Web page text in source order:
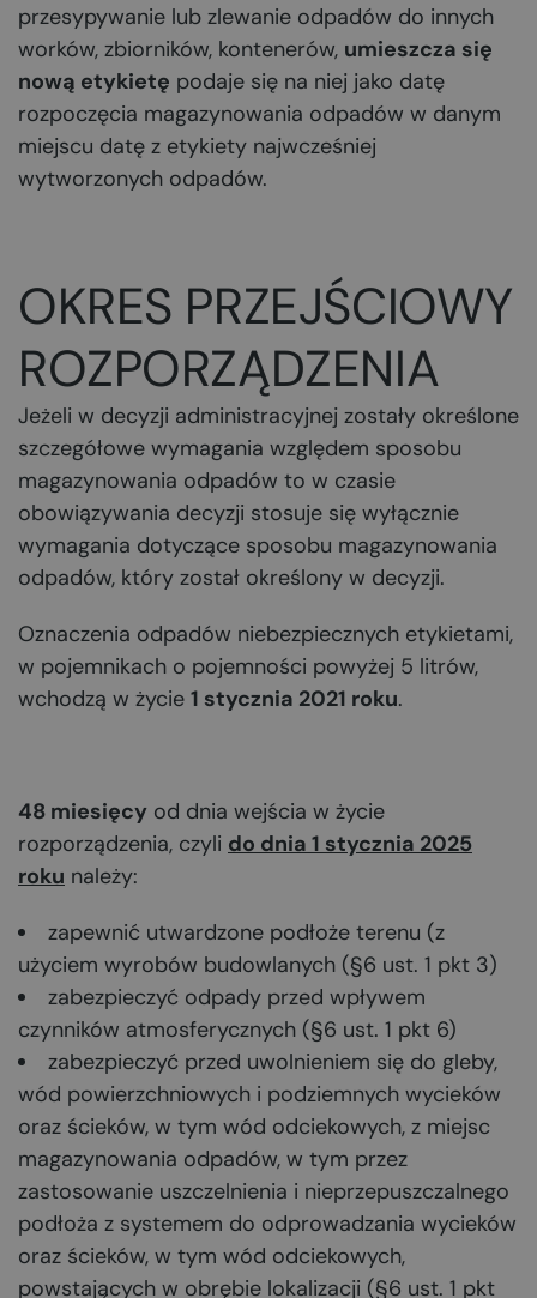
przesypywanie lub zlewanie odpadów do innych
worków, zbiorników, kontenerów, umieszcza się
nową etykietę podaje się na niej jako datę
rozpoczęcia magazynowania odpadów w danym
miejscu datę z etykiety najwcześniej
wytworzonych odpadów.
OKRES PRZEJŚCIOWY
ROZPORZĄDZENIA
Jeżeli w decyzji administracyjnej zostały określone
szczegółowe wymagania względem sposobu
magazynowania odpadów to w czasie
obowiązywania decyzji stosuje się wyłącznie
wymagania dotyczące sposobu magazynowania
odpadów, który został określony w decyzji.
Oznaczenia odpadów niebezpiecznych etykietami,
w pojemnikach o pojemności powyżej 5 litrów,
wchodzą w życie 1 stycznia 2021 roku.
48 miesięcy od dnia wejścia w życie
rozporządzenia, czyli do dnia 1 stycznia 2025
roku należy:
zapewnić utwardzone podłoże terenu (z
użyciem wyrobów budowlanych (§6 ust. 1 pkt 3)
zabezpieczyć odpady przed wpływem
czynników atmosferycznych (§6 ust. 1 pkt 6)
zabezpieczyć przed uwolnieniem się do gleby,
wód powierzchniowych i podziemnych wycieków
oraz ścieków, w tym wód odciekowych, z miejsc
magazynowania odpadów, w tym przez
zastosowanie uszczelnienia i nieprzepuszczalnego
podłoża z systemem do odprowadzania wycieków
oraz ścieków, w tym wód odciekowych,
powstających w obrębie lokalizacji (§6 ust. 1 pkt